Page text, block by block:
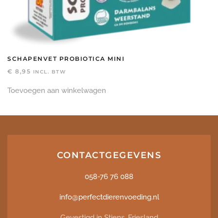
SCHAPENVET PROBIOTICA MINI
€ 8,95 INCL. BTW
Toevoegen aan winkelwagen
CONTACTGEGEVENS
058-76 76 088
info@perfectdierenvoeding.nl